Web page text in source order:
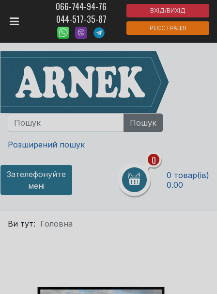
066-744-94-76
044-517-35-87
ВХІД/ВИХІД
РЕЄСТРАЦІЯ
Розширений пошук
Зателефонуйте
мені
0
0 товар(ів)
0.00
Ви тут: Головна